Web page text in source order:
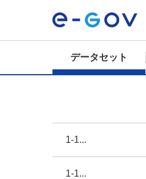
データセット
1-1...
1-1...